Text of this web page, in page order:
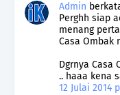
Admin
Perghh siap
menang
Casa Ombak
Dgrnya
.. haaa kena
12 Julai 2014